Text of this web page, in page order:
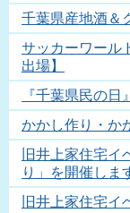
千葉県産地酒＆
サッカーワール
出場】
『千葉県民の日
かかし作り・か
旧井上家住宅
り」を開催しま
旧井上家住宅イ